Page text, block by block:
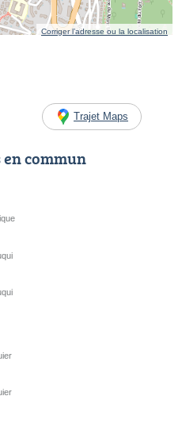
Corriger l’adresse ou la localisation
Trajet Maps
commun